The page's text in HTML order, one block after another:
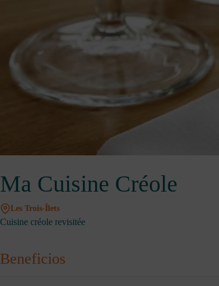
Ma Cuisine Créole
Les Trois-Îlets
Cuisine créole revisitée
Beneficios